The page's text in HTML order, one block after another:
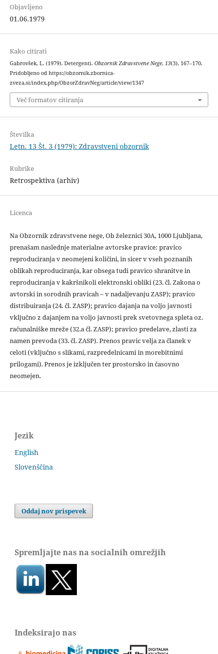
Objavljeno
01.06.1979
Kako citirati
Gabrovšek, L. (1979). Detergenti. Obzornik Zdravstvene Nege, 13(3), 167–170.
Pridobljeno od https://obzornik.zbornica-
zveza.si/index.php/ObzorZdravNeg/article/view/1347
Več formatov citiranja
Številka
Letn. 13 Št. 3 (1979): Zdravstveni obzornik
Rubrike
Retrospektiva (arhiv)
Licenca
Na Obzornik zdravstvene nege, Ob železnici 30A, 1000 Ljubljana,
prenašam naslednje materialne avtorske pravice: pravico
reproduciranja v neomejeni količini, in sicer v vseh poznanih
oblikah reproduciranja, kar obsega tudi pravico shranitve in
reproduciranja v kakršnikoli elektronski obliki (23. čl. Zakona o
avtorski in sorodnih pravicah – v nadaljevanju ZASP); pravico
distribuiranja (24. čl. ZASP); pravico dajanja na voljo javnosti
vključno z dajanjem na voljo javnosti prek svetovnega spleta oz.
računalniške mreže (32.a čl. ZASP); pravico predelave, zlasti za
namen prevoda (33. čl. ZASP). Prenos pravic velja za članek v
celoti (vključno s slikami, razpredelnicami in morebitnimi
prilogami). Prenos je izključen ter prostorsko in časovno
neomejen.
Jezik
English
Slovenščina
Oddaj nov prispevek
Spremljajte nas na socialnih omrežjih
Indeksirajo nas